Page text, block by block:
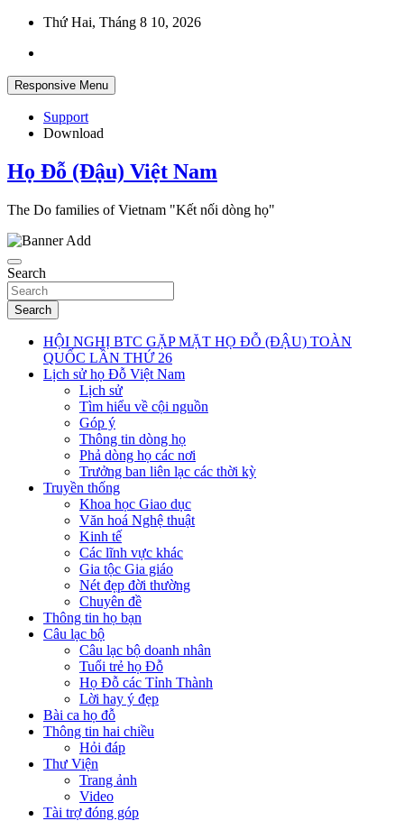
Skip
content
Thứ Hai, Tháng 8 10, 2026
Responsive Menu
Support
Download
Họ Đỗ (Đậu) Việt Nam
The Do families of Vietnam "Kết nối dòng họ"
Search
Search
HỘI NGHỊ BTC GẶP MẶT HỌ ĐỖ (ĐẬU) TOÀN
QUỐC LẦN THỨ 26
Lịch sử họ Đỗ Việt Nam
Lịch sử
Tìm hiểu về cội nguồn
Góp ý
Thông tin dòng họ
Phả dòng họ các nơi
Trưởng ban liên lạc các thời kỳ
Truyền thống
Khoa học Giao dục
Văn hoá Nghệ thuật
Kinh tế
Các lĩnh vực khác
Gia tộc Gia giáo
Nét đẹp đời thường
Chuyên đề
Thông tin họ bạn
Câu lạc bộ
Câu lạc bộ doanh nhân
Tuổi trẻ họ Đỗ
Họ Đỗ các Tỉnh Thành
Lời hay ý đẹp
Bài ca họ đỗ
Thông tin hai chiều
Hỏi đáp
Thư Viện
Trang ảnh
Video
Tài trợ đóng góp